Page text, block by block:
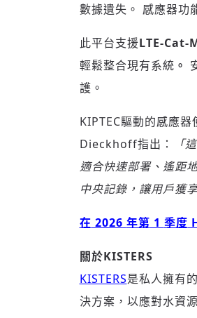
數據遺失。 感應器功
此平台支援LTE-Cat-
輕鬆整合現有系統 。
護。
KIPTEC驅動的感應
Dieckhoff指出：
「
適合快速部署、遙距
中央記錄，讓用戶獲
在 2026 年第 1 季度
關於KISTERS
KISTERS是私人擁有
決方案，以應對水資